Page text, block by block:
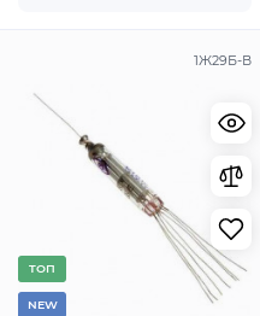
1Ж29Б-В
TОП
NEW